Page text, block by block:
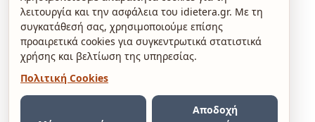
λειτουργία και την ασφάλεια του idietera.gr. Με τη
συγκατάθεσή σας, χρησιμοποιούμε επίσης
προαιρετικά cookies για συγκεντρωτικά στατιστικά
χρήσης και βελτίωση της υπηρεσίας.
Πολιτική Cookies
Αποδοχή